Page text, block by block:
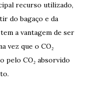
recurso utilizado,
do bagaço e da
a vantagem de ser
vez que o CO₂
pelo CO₂ absorvido